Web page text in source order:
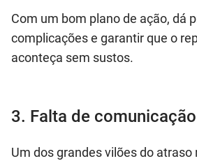
Com um bom plano de ação, dá
complicações e garantir que o
aconteça sem sustos.
3. Falta de
Um dos grandes vilões do atraso